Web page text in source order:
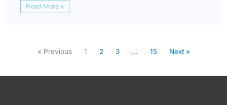
Read More »
« Previous 1 2 3 … 15 Next »